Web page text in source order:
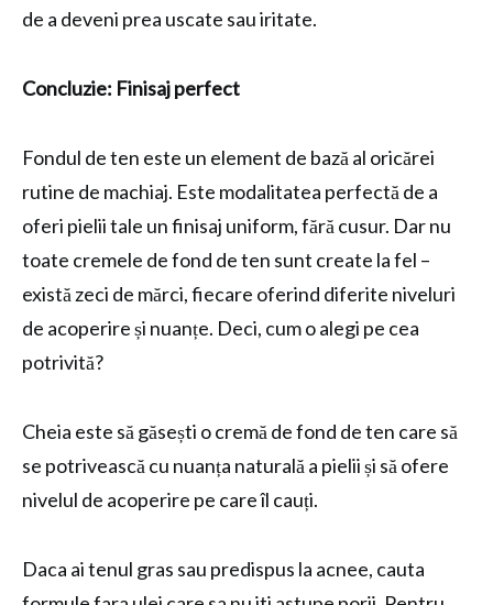
de a deveni prea uscate sau iritate.
Concluzie: Finisaj perfect
Fondul de ten este un element de bază al oricărei
rutine de machiaj. Este modalitatea perfectă de a
oferi pielii tale un finisaj uniform, fără cusur. Dar nu
toate cremele de fond de ten sunt create la fel –
există zeci de mărci, fiecare oferind diferite niveluri
de acoperire și nuanțe. Deci, cum o alegi pe cea
potrivită?
Cheia este să găsești o cremă de fond de ten care să
se potrivească cu nuanța naturală a pielii și să ofere
nivelul de acoperire pe care îl cauți.
Daca ai tenul gras sau predispus la acnee, cauta